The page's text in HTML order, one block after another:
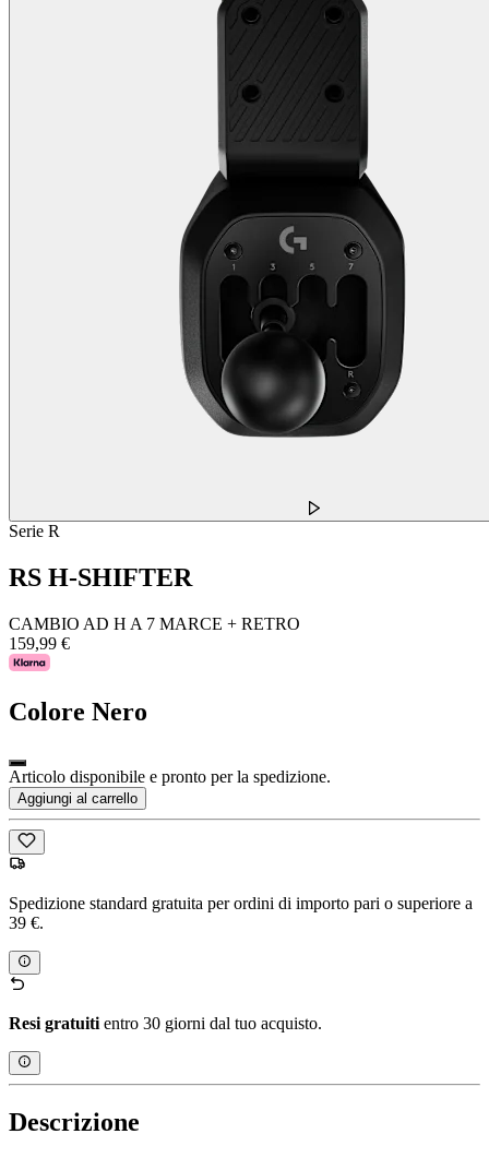
Serie R
RS H-SHIFTER
CAMBIO AD H A 7 MARCE + RETRO
159,99 €
Colore Nero
Articolo disponibile e pronto per la spedizione.
Aggiungi al carrello
Spedizione standard gratuita per ordini di importo pari o superiore a
39 €.
Resi gratuiti entro 30 giorni dal tuo acquisto.
Descrizione